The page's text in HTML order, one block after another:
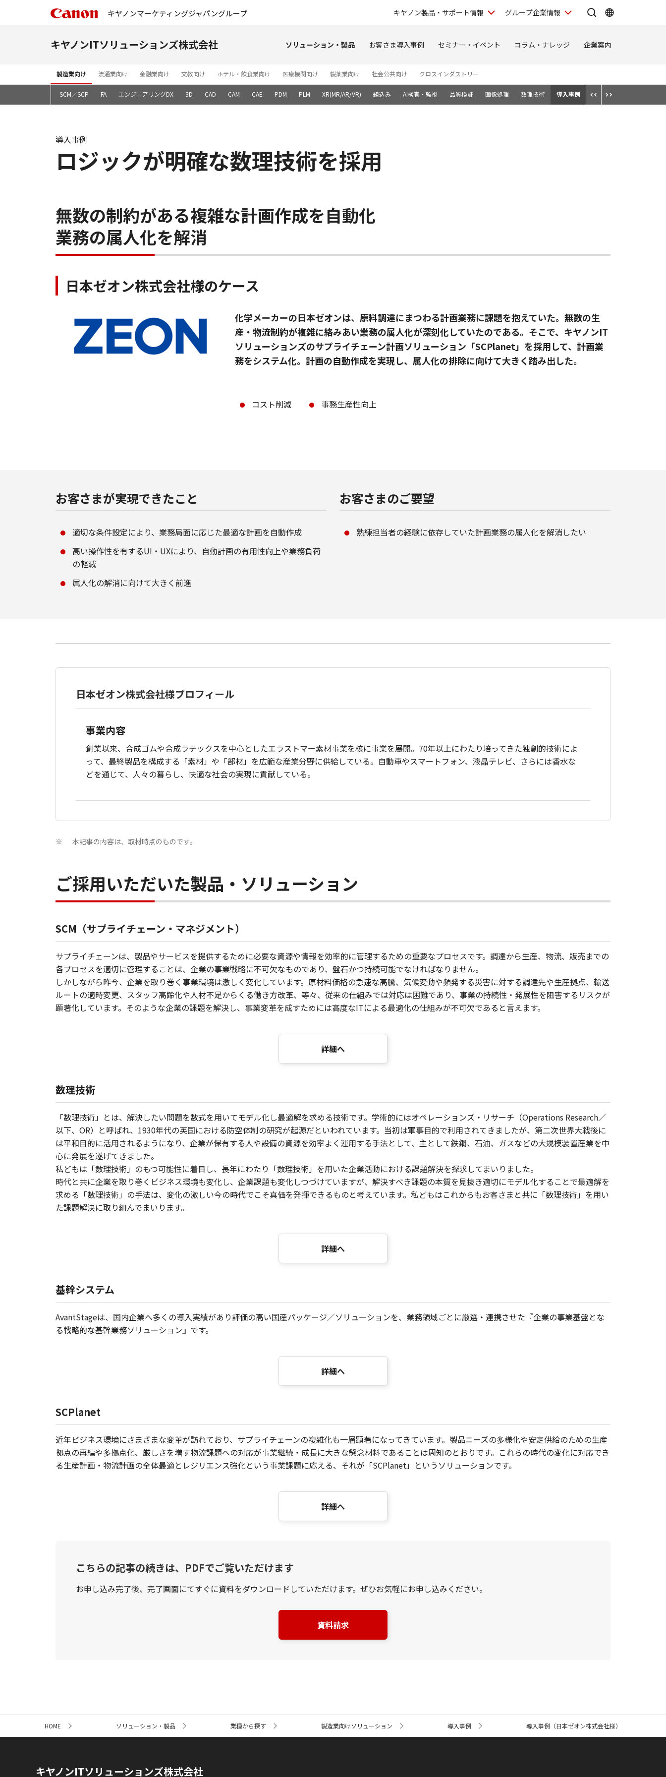
キヤノンマーケティングジャパングループ キヤノン製品・サポート情報 グループ企業情報
キヤノンITソリューションズ株式会社 ソリューション・製品 お客さま導入事例 セミナー・イベント コラム・ナレッジ 企業案内
製造業向け 流通業向け 金融業向け 文教向け ホテル・飲食業向け 医療機関向け 製薬業向け 社会公共向け クロスインダストリー
SCM／SCP FA エンジニアリングDX 3D CAD CAM CAE PDM PLM XR(MR/AR/VR) 組込み AI検査・監視 品質検証 画像処理 数理技術 導入事例
ロジックが明確な数理技術を採用
導入事例
無数の制約がある複雑な計画作成を自動化
業務の属人化を解消
日本ゼオン株式会社様のケース
化学メーカーの日本ゼオンは、原料調達にまつわる計画業務に課題を抱えていた。無数の生
産・物流制約が複雑に絡みあい業務の属人化が深刻化していたのである。そこで、キヤノンIT
ソリューションズのサプライチェーン計画ソリューション「SCPlanet」を採用して、計画業
務をシステム化。計画の自動作成を実現し、属人化の排除に向けて大きく踏み出した。
コスト削減 事務生産性向上
お客さまが実現できたこと
適切な条件設定により、業務局面に応じた最適な計画を自動作成
高い操作性を有するUI・UXにより、自動計画の有用性向上や業務負荷
の軽減
属人化の解消に向けて大きく前進
お客さまのご要望
熟練担当者の経験に依存していた計画業務の属人化を解消したい
日本ゼオン株式会社様プロフィール
事業内容
創業以来、合成ゴムや合成ラテックスを中心としたエラストマー素材事業を核に事業を展開。70年以上にわたり培ってきた独創的技術によ
って、最終製品を構成する「素材」や「部材」を広範な産業分野に供給している。自動車やスマートフォン、液晶テレビ、さらには香水な
どを通じて、人々の暮らし、快適な社会の実現に貢献している。
※ 本記事の内容は、取材時点のものです。
ご採用いただいた製品・ソリューション
SCM（サプライチェーン・マネジメント）
サプライチェーンは、製品やサービスを提供するために必要な資源や情報を効率的に管理するための重要なプロセスです。調達から生産、物流、販売までの
各プロセスを適切に管理することは、企業の事業戦略に不可欠なものであり、盤石かつ持続可能でなければなりません。
しかしながら昨今、企業を取り巻く事業環境は激しく変化しています。原材料価格の急速な高騰、気候変動や頻発する災害に対する調達先や生産拠点、輸送
ルートの適時変更、スタッフ高齢化や人材不足からくる働き方改革、等々、従来の仕組みでは対応は困難であり、事業の持続性・発展性を阻害するリスクが
顕著化しています。そのような企業の課題を解決し、事業変革を成すためには高度なITによる最適化の仕組みが不可欠であると言えます。
詳細へ
数理技術
「数理技術」とは、解決したい問題を数式を用いてモデル化し最適解を求める技術です。学術的にはオペレーションズ・リサーチ（Operations Research／
以下、OR）と呼ばれ、1930年代の英国における防空体制の研究が起源だといわれています。当初は軍事目的で利用されてきましたが、第二次世界大戦後に
は平和目的に活用されるようになり、企業が保有する人や設備の資源を効率よく運用する手法として、主として鉄鋼、石油、ガスなどの大規模装置産業を中
心に発展を遂げてきました。
私どもは「数理技術」のもつ可能性に着目し、長年にわたり「数理技術」を用いた企業活動における課題解決を探求してまいりました。
時代と共に企業を取り巻くビジネス環境も変化し、企業課題も変化しつづけていますが、解決すべき課題の本質を見抜き適切にモデル化することで最適解を
求める「数理技術」の手法は、変化の激しい今の時代でこそ真価を発揮できるものと考えています。私どもはこれからもお客さまと共に「数理技術」を用い
た課題解決に取り組んでまいります。
詳細へ
基幹システム
AvantStageは、国内企業へ多くの導入実績があり評価の高い国産パッケージ／ソリューションを、業務領域ごとに厳選・連携させた『企業の事業基盤とな
る戦略的な基幹業務ソリューション』です。
詳細へ
SCPlanet
近年ビジネス環境にさまざまな変革が訪れており、サプライチェーンの複雑化も一層顕著になってきています。製品ニーズの多様化や安定供給のための生産
拠点の再編や多拠点化、厳しさを増す物流課題への対応が事業継続・成長に大きな懸念材料であることは周知のとおりです。これらの時代の変化に対応でき
る生産計画・物流計画の全体最適とレジリエンス強化という事業課題に応える、それが「SCPlanet」というソリューションです。
詳細へ
こちらの記事の続きは、PDFでご覧いただけます
お申し込み完了後、完了画面にてすぐに資料をダウンロードしていただけます。ぜひお気軽にお申し込みください。
資料請求
ト
HOME ソリューション・製品 業種から探す 製造業向けソリューション 導入事例 導入事例（日本ゼオン株式会社様）
キヤノンITソリューションズ株式会社